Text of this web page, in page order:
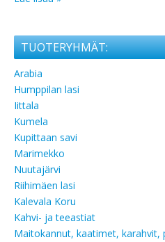
TUOTERYHMÄT:
Arabia
Humppilan lasi
Iittala
Kumela
Kupittaan savi
Marimekko
Nuutajärvi
Riihimäen lasi
Kalevala Koru
Kahvi- ja teeastiat
Maitokannut, kaatimet, karahvit,